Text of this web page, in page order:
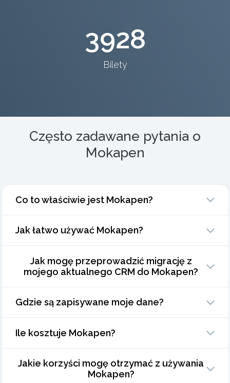
3928
Bilety
Często zadawane pytania o
Mokapen
Co to właściwie jest Mokapen?
Jak łatwo używać Mokapen?
Jak mogę przeprowadzić migrację z
mojego aktualnego CRM do Mokapen?
Gdzie są zapisywane moje dane?
Ile kosztuje Mokapen?
Jakie korzyści mogę otrzymać z używania
Mokapen?